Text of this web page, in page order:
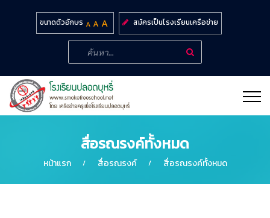
ขนาดตัวอักษร สมัครเป็นโรงเรียนเครือข่าย
สื่อรณรงค์ทั้งหมด
หน้าแรก สื่อรณรงค์ สื่อรณรงค์ทั้งหมด